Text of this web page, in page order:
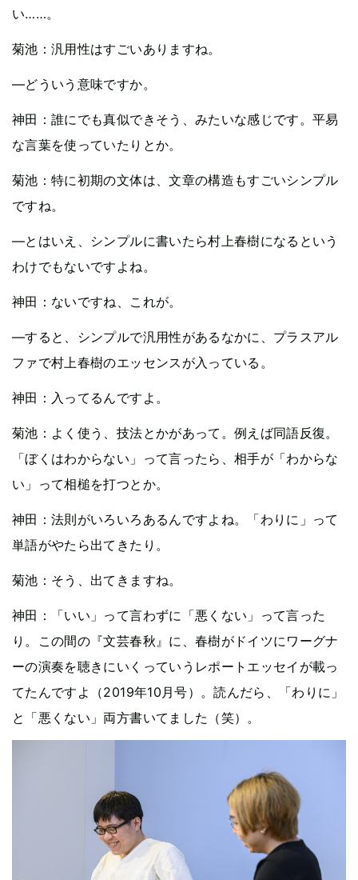
い……。
菊池：汎用性はすごいありますね。
—どういう意味ですか。
神田：誰にでも真似できそう、みたいな感じです。平易
な言葉を使っていたりとか。
菊池：特に初期の文体は、文章の構造もすごいシンプル
ですね。
—とはいえ、シンプルに書いたら村上春樹になるという
わけでもないですよね。
神田：ないですね、これが。
—すると、シンプルで汎用性があるなかに、プラスアル
ファで村上春樹のエッセンスが入っている。
神田：入ってるんですよ。
菊池：よく使う、技法とかがあって。例えば同語反復。
「ぼくはわからない」って言ったら、相手が「わからな
い」って相槌を打つとか。
神田：法則がいろいろあるんですよね。「わりに」って
単語がやたら出てきたり。
菊池：そう、出てきますね。
神田：「いい」って言わずに「悪くない」って言った
り。この間の『文芸春秋』に、春樹がドイツにワーグナ
ーの演奏を聴きにいくっていうレポートエッセイが載っ
てたんですよ（2019年10月号）。読んだら、「わりに」
と「悪くない」両方書いてました（笑）。